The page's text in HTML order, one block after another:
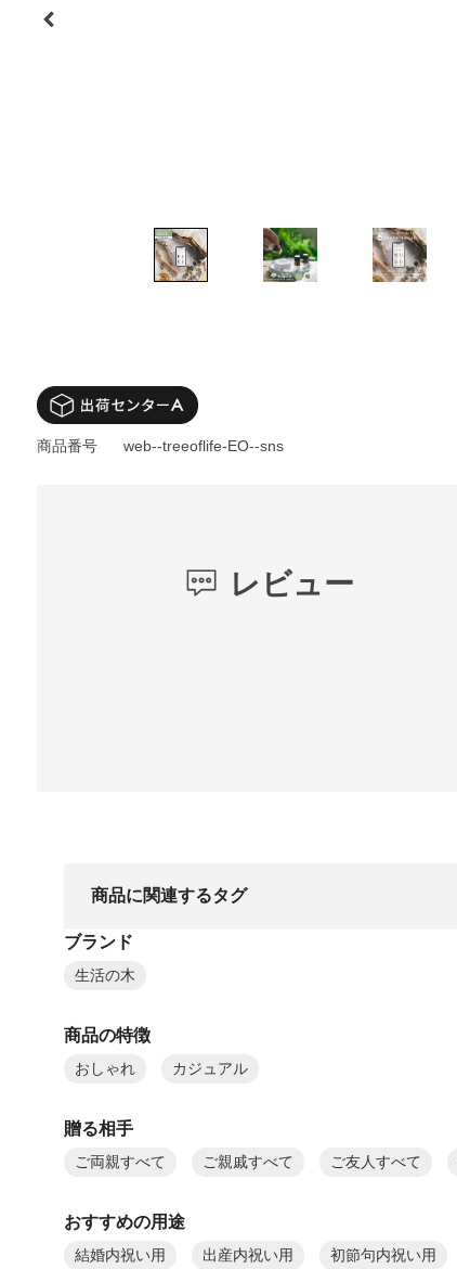
商品番号 web--treeoflife-EO--sns
レビュー
商品に関連するタグ
ブランド
生活の木
商品の特徴
おしゃれ カジュアル
贈る相手
ご両親すべて ご親戚すべて ご友人すべて
おすすめの用途
結婚内祝い用 出産内祝い用 初節句内祝い用